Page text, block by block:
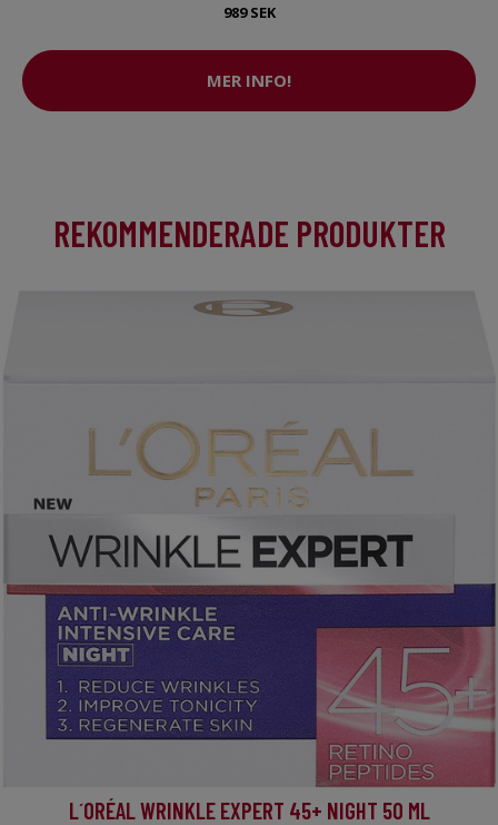
989 SEK
MER INFO!
REKOMMENDERADE PRODUKTER
L´ORÉAL WRINKLE EXPERT 45+ NIGHT 50 ML